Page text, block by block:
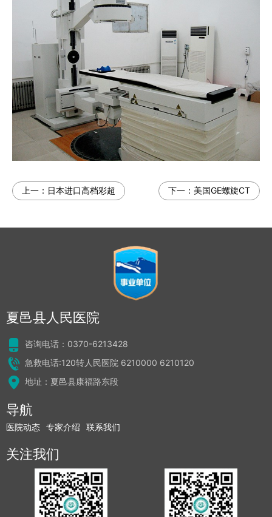
上一： 日本进口高档彩超 下一： 美国GE螺旋CT
夏邑县人民医院
咨询电话：0370-6213428
急救电话:120转人民医院 6210000 6210120
地址：夏邑县康福路东段
导航
医院动态 专家介绍 联系我们
关注我们